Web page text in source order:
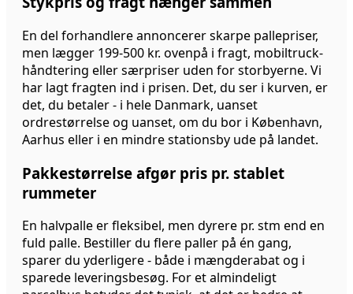
En del forhandlere annoncerer skarpe pallepriser,
men lægger 199-500 kr. ovenpå i fragt, mobiltruck-
håndtering eller særpriser uden for storbyerne. Vi
har lagt fragten ind i prisen. Det, du ser i kurven, er
det, du betaler - i hele Danmark, uanset
ordrestørrelse og uanset, om du bor i København,
Aarhus eller i en mindre stationsby ude på landet.
Pakkestørrelse afgør pris pr. stablet
rummeter
En halvpalle er fleksibel, men dyrere pr. stm end en
fuld palle. Bestiller du flere paller på én gang,
sparer du yderligere - både i mængderabat og i
sparede leveringsbesøg. For et almindeligt